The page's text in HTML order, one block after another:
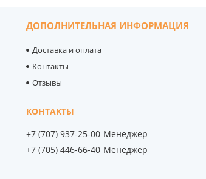
ДОПОЛНИТЕЛЬНАЯ ИНФОРМАЦИЯ
Доставка и оплата
Контакты
Отзывы
+7 (707) 937-25-00 Менеджер
+7 (705) 446-66-40 Менеджер